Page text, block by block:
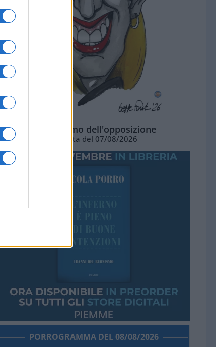
L'ottimismo dell'opposizione
Vignetta del 07/08/2026
PORROGRAMMA DEL 08/08/2026